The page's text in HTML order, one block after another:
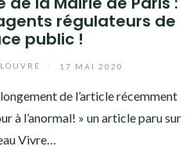
régulateurs de
public !
17 MAI 2020
de l’article récemment
à l’anormal! » un article paru sur
Vivre…